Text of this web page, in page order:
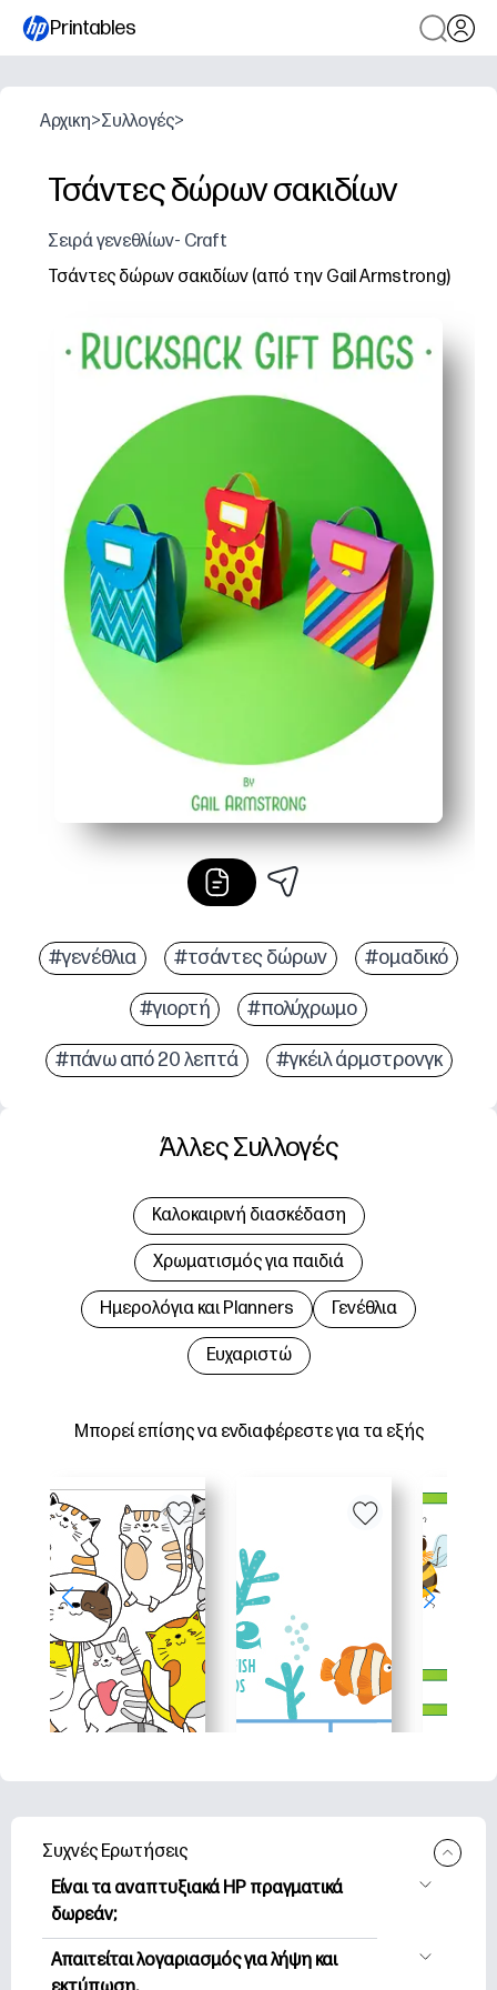
Printables
Αρχικη>Συλλογές>
Τσάντες δώρων σακιδίων
Σειρά γενεθλίων- Craft
Τσάντες δώρων σακιδίων (από την Gail Armstrong)
#γενέθλια #τσάντες δώρων #ομαδικό
#γιορτή #πολύχρωμο
#πάνω από 20 λεπτά #γκέιλ άρμστρονγκ
Μπορεί επίσης να ενδιαφέρεστε για τα εξής
Άλλες Συλλογές
Καλοκαιρινή διασκέδαση
Χρωματισμός για παιδιά
Hμερολόγια και Planners Γενέθλια
Ευχαριστώ
Συχνές Ερωτήσεις
Είναι τα αναπτυξιακά HP πραγματικά
δωρεάν;
Η HP Printables προσφέρει 2,500+
δωρεάν εκτυπώσιμα για λήψη και
Απαιτείται λογαριασμός για λήψη και